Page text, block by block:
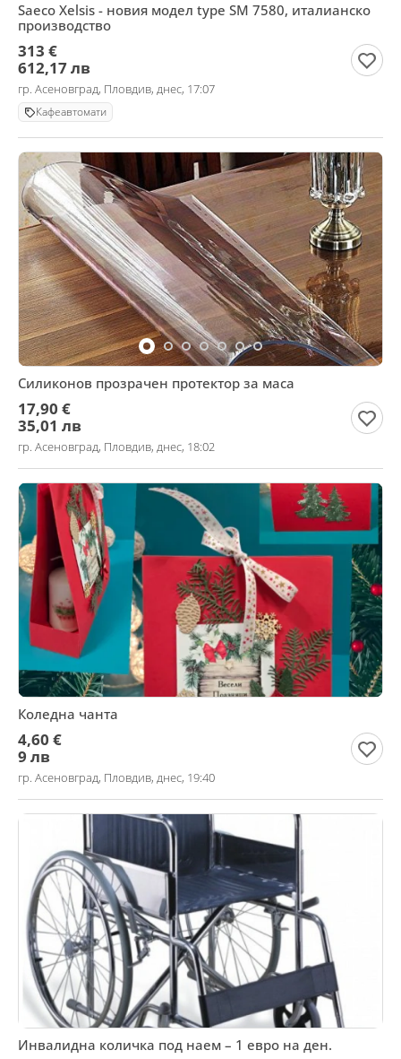
Saeco Xelsis - новия модел type SM 7580, италианско
производство
313 €
612,17 лв
гр. Асеновград, Пловдив, днес, 17:07
Кафеавтомати
Силиконов прозрачен протектор за маса
17,90 €
35,01 лв
гр. Асеновград, Пловдив, днес, 18:02
Коледна чанта
4,60 €
9 лв
гр. Асеновград, Пловдив, днес, 19:40
Инвалидна количка под наем – 1 евро на ден.